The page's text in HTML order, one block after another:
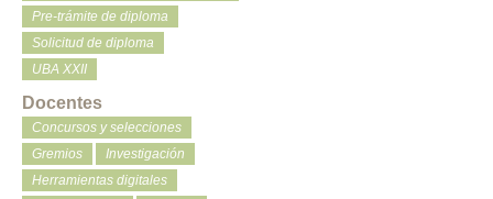
Pre-trámite de diploma
Solicitud de diploma
UBA XXII
Docentes
Concursos y selecciones
Gremios
Investigación
Herramientas digitales